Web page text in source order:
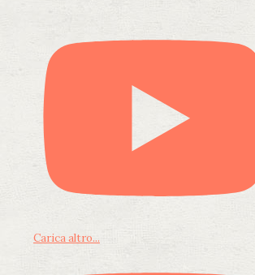
Carica altro...